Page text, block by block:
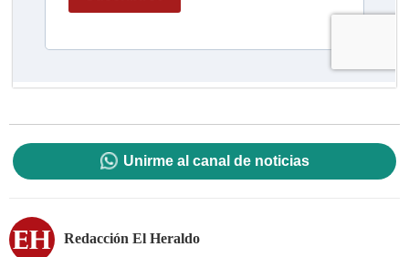
Unirme al canal de noticias
Redacción El Heraldo